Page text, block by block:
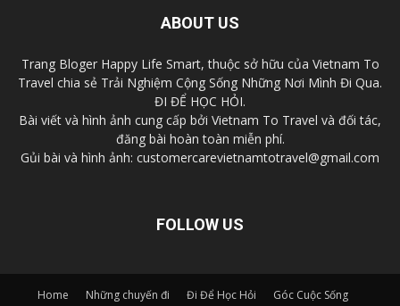
ABOUT US
Trang Bloger Happy Life Smart, thuộc sở hữu của Vietnam To
Travel chia sẻ Trải Nghiệm Cộng Sống Những Nơi Mình Đi Qua.
ĐI ĐỂ HỌC HỎI.
Bài viết và hình ảnh cung cấp bởi Vietnam To Travel và đối tác,
đăng bài hoàn toàn miễn phí.
Gủi bài và hình ảnh: customercarevietnamtotravel@gmail.com
FOLLOW US
Home Những chuyến đi Đi Để Học Hỏi Góc Cuộc Sống